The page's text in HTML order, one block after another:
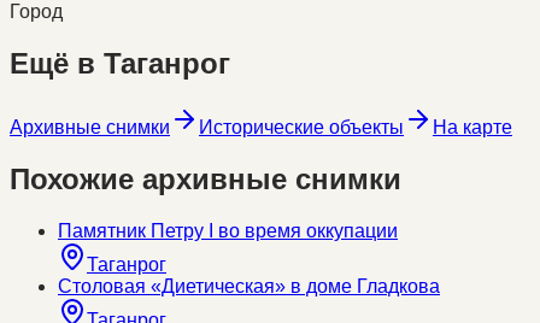
Город
Ещё в Таганрог
Архивные снимки Исторические объекты На карте
Похожие архивные снимки
Памятник Петру I во время оккупации
Таганрог
Столовая «Диетическая» в доме Гладкова